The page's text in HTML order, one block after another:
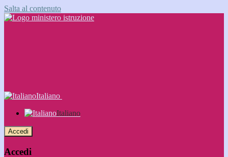
Salta al contenuto
Italiano
Italiano
Accedi
Accedi